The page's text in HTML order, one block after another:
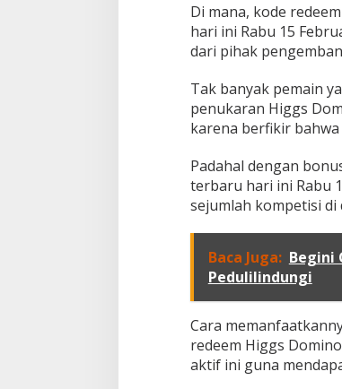
a
t
i
H
i
g
a
1
1
B
Di mana, kode
hari ini Rabu 15
dari pihak
Tak banyak pemain
penukaran Higgs
karena berfikir
Padahal dengan
terbaru hari ini Rabu
sejumlah kompetisi di
Baca Juga: Begini
Pedulilindungi
Cara
redeem Higgs
aktif ini guna